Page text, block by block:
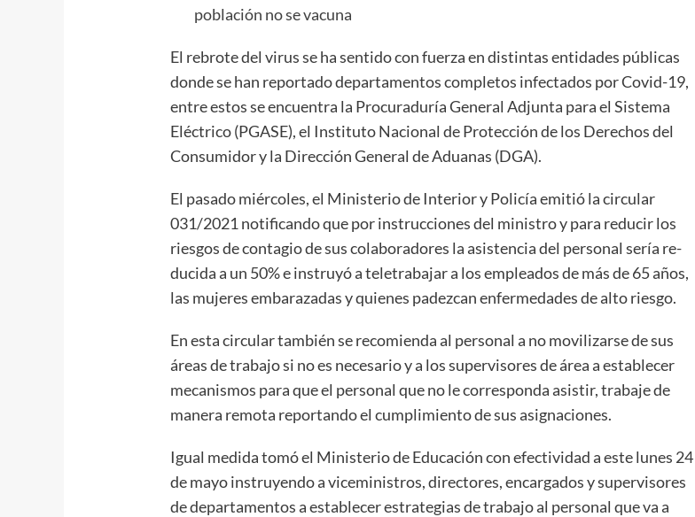
población no se vacuna
El rebrote del virus se ha sentido con fuerza en dis­tintas entidades públicas
donde se han reportado de­partamentos completos in­fectados por Covid-19,
en­tre estos se encuentra la Procuraduría General Ad­junta para el Sistema
Eléc­trico (PGASE), el Instituto Nacional de Protección de los Derechos del
Consumi­dor y la Dirección General de Aduanas (DGA).
El pasado miércoles, el Mi­nisterio de Interior y Policía emitió la circular
031/2021 notificando que por instruc­ciones del ministro y para re­ducir los
riesgos de contagio de sus colaboradores la asis­tencia del personal sería re­
ducida a un 50% e instruyó a teletrabajar a los empleados de más de 65 años,
las mu­jeres embarazadas y quienes padezcan enfermedades de alto riesgo.
En esta circular también se recomienda al perso­nal a no movilizarse de sus
áreas de trabajo si no es necesario y a los supervi­sores de área a establecer
mecanismos para que el personal que no le corres­ponda asistir, trabaje de
manera remota reportan­do el cumplimiento de sus asignaciones.
Igual medida tomó el Mi­nisterio de Educación con efectividad a este lunes 24
de mayo instruyendo a vi­ceministros, directores, en­cargados y supervisores
de departamentos a estable­cer estrategias de trabajo al personal que va a